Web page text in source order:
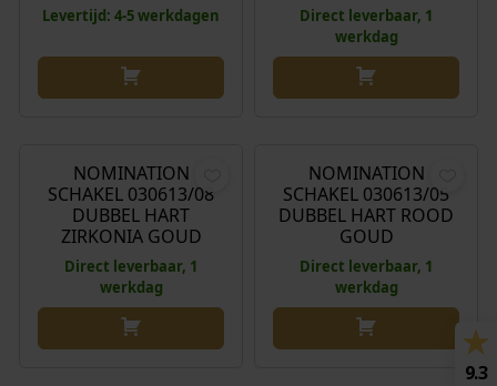
Levertijd: 4-5 werkdagen
Direct leverbaar, 1
werkdag
NOMINATION
SCHAKEL 030613/08
DUBBEL HART
ZIRKONIA GOUD
Direct leverbaar, 1
werkdag
NOMINATION
SCHAKEL 030613/05
DUBBEL HART ROOD
GOUD
Direct leverbaar, 1
werkdag
9.3